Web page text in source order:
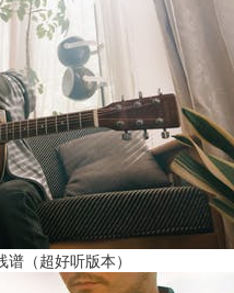
（超好听版本）